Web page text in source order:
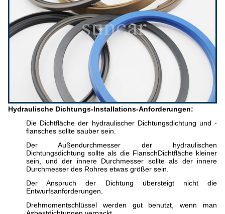
Hydraulische Dichtungs-Installations-Anforderungen:
Die Dichtfläche der hydraulischer Dichtungsdichtung und -
flansches sollte sauber sein.
Der Außendurchmesser der hydraulischen
Dichtungsdichtung sollte als die FlanschDichtfläche kleiner
sein, und der innere Durchmesser sollte als der innere
Durchmesser des Rohres etwas größer sein.
Der Anspruch der Dichtung übersteigt nicht die
Entwurfsanforderungen.
Drehmomentschlüssel werden gut benutzt, wenn man